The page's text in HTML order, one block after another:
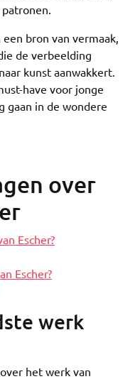
bron van vermaak,
de verbeelding
kunst aanwakkert.
have voor jonge
gaan in de wondere
over
Escher?
Escher?
werk
het werk van